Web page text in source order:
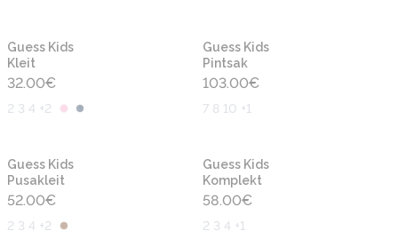
Guess Kids
Kleit
32.00€
2 3 4 +2
Guess Kids
Pintsak
103.00€
7 8 10 +1
Guess Kids
Pusakleit
52.00€
2 3 4 +2
Guess Kids
Komplekt
58.00€
2 3 4 +1